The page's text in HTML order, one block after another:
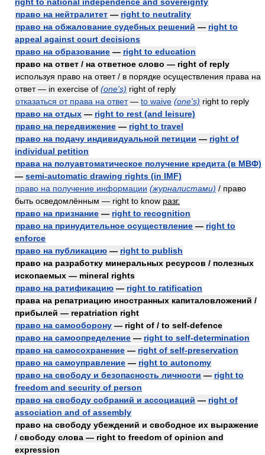
право на нейтралитет — right to neutrality
право на обжалование судебных решений — right to
appeal against court decisions
право на образование — right to education
право на ответ / на ответное слово — right of reply
используя право на ответ / в порядке осуществления права на
ответ — in exercise of (one's) right of reply
отказаться от права на ответ— to waive (one's) right to reply
право на отдых — right to rest (and leisure)
право на передвижение — right to travel
право на подачу индивидуальной петиции — right of
individual petition
права на полуавтоматическое получение кредита (в МВФ)
— semi-automatic drawing rights (in IMF)
право на получение информации (журналистами) / право
быть осведомлённым — right to know разг.
право на признание — right to recognition
право на принудительное осуществление — right to
enforce
право на публикацию — right to publish
право на разработку минеральных ресурсов / полезных
ископаемых — mineral rights
право на ратификацию — right to ratification
права на репатриацию иностранных капиталовложений /
прибылей — repatriation right
право на самооборону — right of / to self-defence
право на самоопределение — right to self-determination
право на самосохранение — right of self-preservation
право на самоуправление — right to autonomy
право на свободу и безопасность личности — right to
freedom and security of person
право на свободу собраний и ассоциаций — right of
association and of assembly
право на свободу убеждений и свободное их выражение
/ свободу слова — right to freedom of opinion and
expression